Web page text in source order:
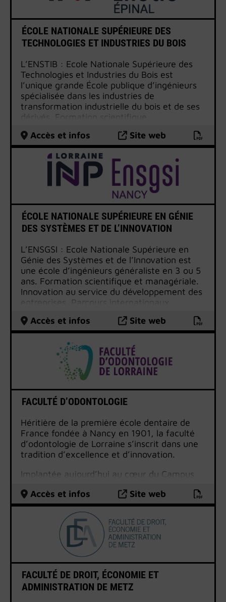
ÉCOLE NATIONALE SUPÉRIEURE DES
TECHNOLOGIES ET INDUSTRIES DU BOIS
L’ENSTIB : Ecole Nationale Supérieure des
Technologies et Industries du Bois est
l’unique grande École publique d’ingénieurs
spécialisée dans les industries de
transformation industrielle du bois et de ses
dérivés. Formation scientifique,
dominante : l’Eco-construction. 4
orientations : production-logistique /
matériaux biosourcés / construction /
énergie et environnement. Au sein du
Campus Fibres, partenariats R et D,
transfert de technologie.
Accès et infos Site web
ÉCOLE NATIONALE SUPÉRIEURE EN GÉNIE
DES SYSTÈMES ET DE L’INNOVATION
L’ENSGSI : Ecole Nationale Supérieure en
Génie des Systèmes et de l’Innovation est
une école d’ingénieurs généraliste en 3 ou 5
ans. Formation scientifique et managériale.
Innovation au service du développement des
entreprises. Parcours internationaux
d’activités.
Accès et infos Site web
FACULTÉ D’ODONTOLOGIE
Héritière de la première école dentaire de
France fondée à Nancy en 1901, la faculté
d’odontologie de Lorraine s’inscrit dans une
tradition d’excellence et d’innovation.
Implantée aujourd’hui au cœur du Campus
référence associant héritage académique,
avancées technologiques et dispositifs de
simulation haptique de dernière génération.
La faculté assure la formation des futurs
chirurgiens-dentistes omnipraticiens ainsi
que celle des spécialistes dans le cadre de
l’internat, en orthopédie dento-faciale (DES
ODF), médecine bucco-dentaire (DES MBD)
et chirurgie orale (DES CO).
Accès et infos Site web
FACULTÉ DE DROIT, ÉCONOMIE ET
ADMINISTRATION DE METZ